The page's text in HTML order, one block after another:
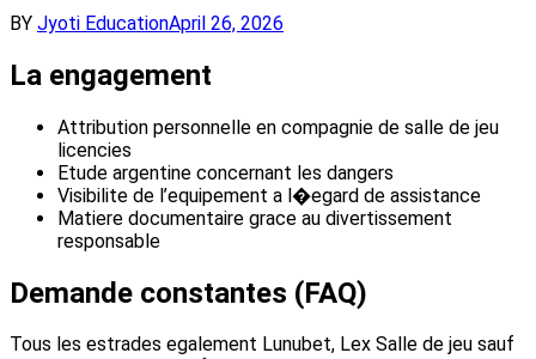
BY Jyoti EducationApril 26, 2026
La engagement
Attribution personnelle en compagnie de salle de jeu
licencies
Etude argentine concernant les dangers
Visibilite de l’equipement a l�egard de assistance
Matiere documentaire grace au divertissement
responsable
Demande constantes (FAQ)
Tous les estrades egalement Lunubet, Lex Salle de jeu sauf